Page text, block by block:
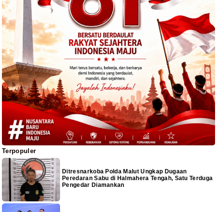
Terpopuler
Ditresnarkoba Polda Malut Ungkap Dugaan
Peredaran Sabu di Halmahera Tengah, Satu Terduga
Pengedar Diamankan